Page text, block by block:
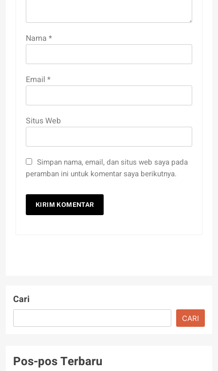
Nama *
Email *
Situs Web
Simpan nama, email, dan situs web saya pada
peramban ini untuk komentar saya berikutnya.
Cari
CARI
Pos-pos Terbaru